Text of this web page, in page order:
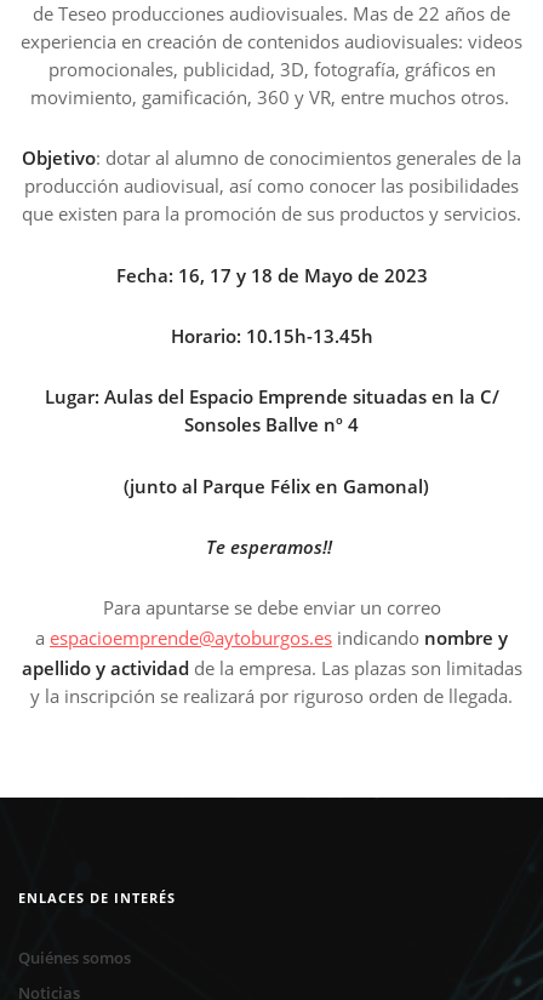
de Teseo producciones audiovisuales. Mas de 22 años de
experiencia en creación de contenidos audiovisuales: videos
promocionales, publicidad, 3D, fotografía, gráficos en
movimiento, gamificación, 360 y VR, entre muchos otros.
Objetivo: dotar al alumno de conocimientos generales de la
producción audiovisual, así como conocer las posibilidades
que existen para la promoción de sus productos y servicios.
Fecha: 16, 17 y 18 de Mayo de 2023
Horario: 10.15h-13.45h
Lugar: Aulas del Espacio Emprende situadas en la C/
Sonsoles Ballve nº 4
(junto al Parque Félix en Gamonal)
Te esperamos!!
Para apuntarse se debe enviar un correo
a espacioemprende@aytoburgos.es indicando nombre y
apellido y actividadde la empresa. Las plazas son limitadas
y la inscripción se realizará por riguroso orden de llegada.
ENLACES DE INTERÉS
Quiénes somos
Noticias